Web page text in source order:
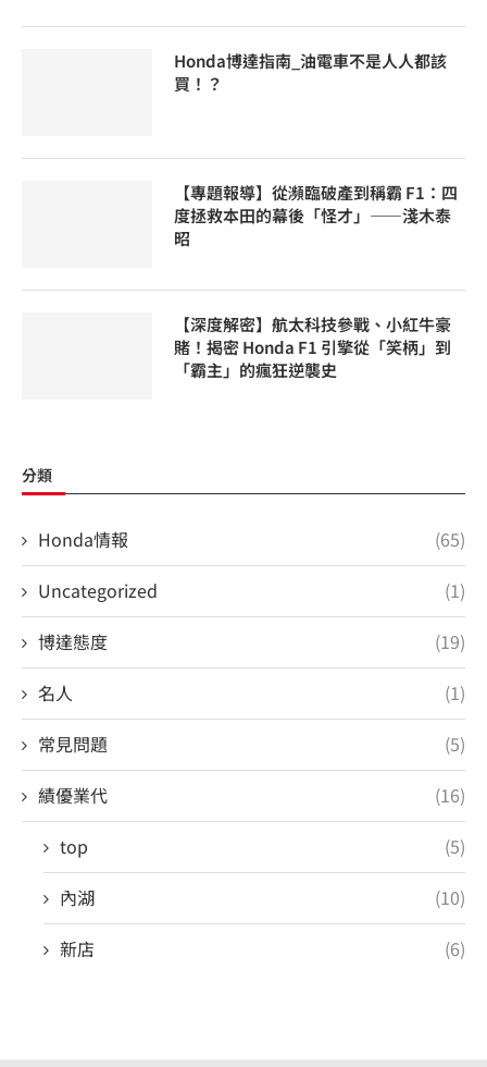
Honda博達指南_油電車不是人人都該
買！？
【專題報導】從瀕臨破產到稱霸 F1：四
度拯救本田的幕後「怪才」——淺木泰
昭
【深度解密】航太科技參戰、小紅牛豪
賭！揭密 Honda F1 引擎從「笑柄」到
「霸主」的瘋狂逆襲史
分類
Honda情報
(65)
Uncategorized
(1)
博達態度
(19)
名人
(1)
常見問題
(5)
績優業代
(16)
top
(5)
內湖
(10)
新店
(6)